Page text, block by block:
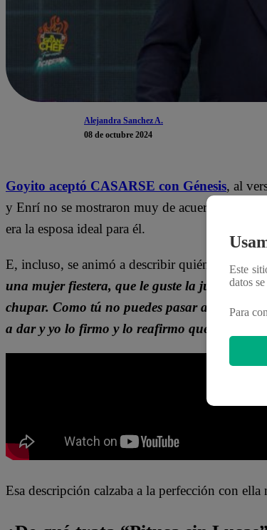
Alejandra Sanchez A.
08 de octubre 2024
Goyito aceptó CASARSE con Génesis, al
y Enrí no se mostraron muy de acuerdo con su
era la esposa ideal para él.
E, incluso, se animó a describir quién podría
una mujer fiestera, que le guste la juerga, la
chupar. Como tú no puedes pasar a la
a dar y yo lo firmo y lo reafirmo que cuando
Esa descripción calzaba a la perfección con
Este
datos
Para